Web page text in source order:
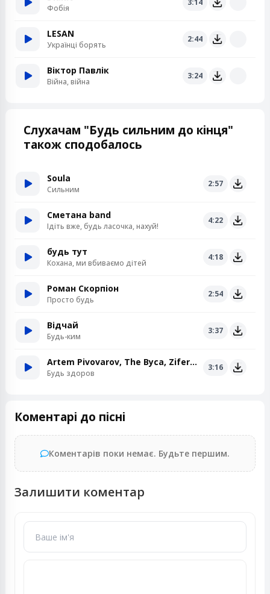
Фобія
3:14
LESAN
Українці борять
2:44
Віктор Павлік
Війна, війна
3:24
Слухачам "Будь сильним до кінця"
також сподобалось
Soula
Сильним
2:57
Сметана band
Ідіть вже, будь ласочка, нахуй!
4:22
будь тут
Кохана, ми вбиваємо дітей
4:18
Роман Скорпіон
Просто будь
2:54
Відчай
Будь-ким
3:37
Artem Pivovarov, The Вуса, Ziferblat
Будь здоров
3:16
Коментарі до пісні
Коментарів поки немає. Будьте першим.
Залишити коментар